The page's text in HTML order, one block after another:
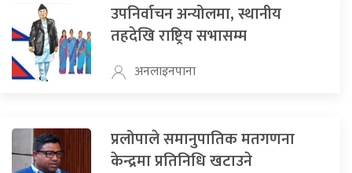
उपनिर्वाचन अन्योलमा, स्थानीय
तहदेखि राष्ट्रिय सभासम्म
अनलाइनपाना
प्रलोपाले समानुपातिक मतगणना
केन्द्रमा प्रतिनिधि खटाउने